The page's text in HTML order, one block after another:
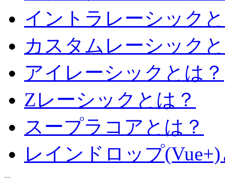
イントラレーシック
カスタムレーシック
アイレーシックとは？
Zレーシックとは？
スープラコアとは？
レインドロップ